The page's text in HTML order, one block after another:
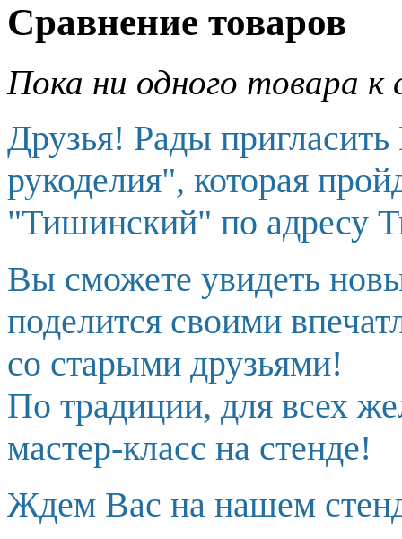
Сравнение товаров
Пока ни одного товара к
Друзья! Рады
рукоделия", которая
"Тишинский" по адресу
Вы сможете увидеть
поделится своими
со старыми друзьями!
По традиции, для всех
мастер-класс на стенде!
Ждем Вас на нашем